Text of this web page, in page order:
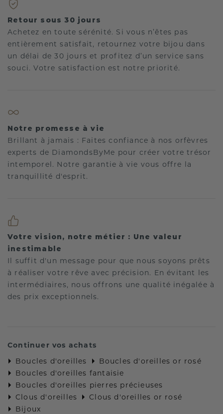
Retour sous 30 jours
Achetez en toute sérénité. Si vous n’êtes pas
entièrement satisfait, retournez votre bijou dans
un délai de 30 jours et profitez d’un service sans
souci. Votre satisfaction est notre priorité.
Notre promesse à vie
Brillant à jamais : Faites confiance à nos orfèvres
experts de DiamondsByMe pour créer votre trésor
intemporel. Notre garantie à vie vous offre la
tranquillité d'esprit.
Votre vision, notre métier : Une valeur
inestimable
Il suffit d'un message pour que nous soyons prêts
à réaliser votre rêve avec précision. En évitant les
intermédiaires, nous offrons une qualité inégalée à
des prix exceptionnels.
Continuer vos achats
Boucles d'oreilles
Boucles d'oreilles or rosé
Boucles d'oreilles fantaisie
Boucles d'oreilles pierres précieuses
Clous d'oreilles
Clous d'oreilles or rosé
Bijoux